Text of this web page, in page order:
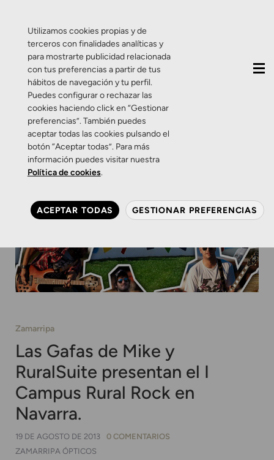
Zamarripa
Las Gafas de Mike y
RuralSuite presentan el I
Campus Rural Rock en
Navarra.
19 DE AGOSTO DE 2013
0 COMENTARIOS
ZAMARRIPA ÓPTICOS
Utilizamos cookies propias y de
terceros con finalidades analíticas y
para mostrarte publicidad relacionada
con tus preferencias a partir de tus
hábitos de navegación y tu perfil.
Puedes configurar o rechazar las
cookies haciendo click en “Gestionar
preferencias”. También puedes
aceptar todas las cookies pulsando el
botón “Aceptar todas”. Para más
información puedes visitar nuestra
Política de cookies.
ACEPTAR TODAS GESTIONAR PREFERENCIAS